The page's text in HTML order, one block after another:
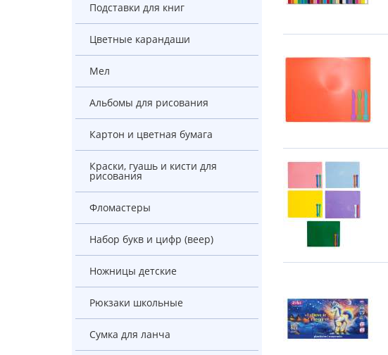
Подставки для книг
Цветные карандаши
Мел
Альбомы для рисования
Картон и цветная бумага
Краски, гуашь и кисти для
рисования
Фломастеры
Набор букв и цифр (веер)
Ножницы детские
Рюкзаки школьные
Сумка для ланча